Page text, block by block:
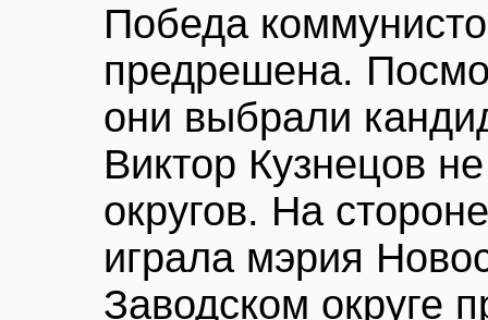
Победа
предрешена.
они выбрали
Виктор Кузнецов
округов. На
играла мэрия
Заводском округе